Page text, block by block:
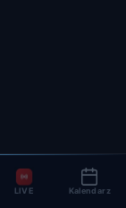
LIVE Kalendarz